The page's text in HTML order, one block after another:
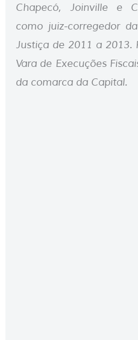
Chapecó, Joinville e
como juiz-corregedor
Justiça de 2011 a
Vara de Execuções
da comarca da Capital.